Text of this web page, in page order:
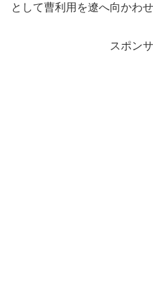
として曹利用を遼へ向かわせ
スポン